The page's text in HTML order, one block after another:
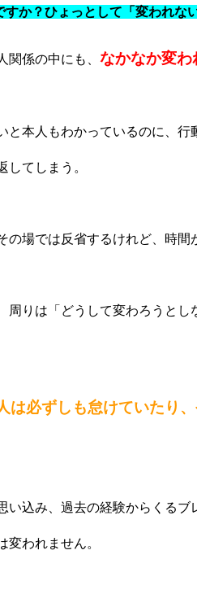
すか？ひょっとして「変われな
関係の中にも、 なかなか変わ
と本人もわかっているのに、行
してしまう。
の場では反省するけれど、時
周りは「どうして変わろうと
は必ずしも怠けていたり
い込み、過去の経験からくる
変われません。